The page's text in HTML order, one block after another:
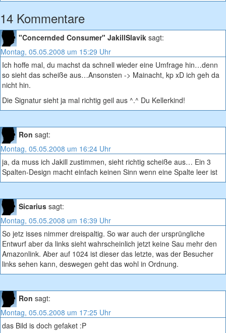
14 Kommentare
"Concernded Consumer" JakillSlavik sagt:
Montag, 05.05.2008 um 15:29 Uhr
Ich hoffe mal, du machst da schnell wieder eine Umfrage hin…denn
so sieht das scheiße aus…Ansonsten -> Mainacht, kp xD ich geh da
nicht hin.
Die Signatur sieht ja mal richtig geil aus ^.^ Du Kellerkind!
Ron sagt:
Montag, 05.05.2008 um 16:24 Uhr
ja, da muss ich Jakill zustimmen, sieht richtig scheiße aus… Ein 3
Spalten-Design macht einfach keinen Sinn wenn eine Spalte leer ist
Sicarius sagt:
Montag, 05.05.2008 um 16:39 Uhr
So jetz isses nimmer dreispaltig. So war auch der ursprüngliche
Entwurf aber da links sieht wahrscheinlich jetzt keine Sau mehr den
Amazonlink. Aber auf 1024 ist dieser das letzte, was der Besucher
links sehen kann, deswegen geht das wohl in Ordnung.
Ron sagt:
Montag, 05.05.2008 um 17:25 Uhr
das Bild is doch gefaket :P